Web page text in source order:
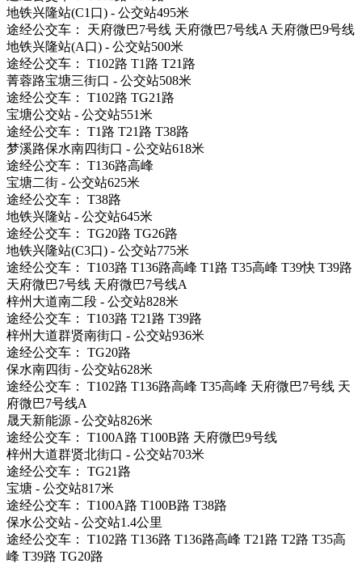
地铁兴隆站(C1口) - 公交站495米
途经公交车： 天府微巴7号线 天府微巴7号线A 天府微巴9号线
地铁兴隆站(A口) - 公交站500米
途经公交车： T102路 T1路 T21路
菁蓉路宝塘三街口 - 公交站508米
途经公交车： T102路 TG21路
宝塘公交站 - 公交站551米
途经公交车： T1路 T21路 T38路
梦溪路保水南四街口 - 公交站618米
途经公交车： T136路高峰
宝塘二街 - 公交站625米
途经公交车： T38路
地铁兴隆站 - 公交站645米
途经公交车： TG20路 TG26路
地铁兴隆站(C3口) - 公交站775米
途经公交车： T103路 T136路高峰 T1路 T35高峰 T39快 T39路
天府微巴7号线 天府微巴7号线A
梓州大道南二段 - 公交站828米
途经公交车： T103路 T21路 T39路
梓州大道群贤南街口 - 公交站936米
途经公交车： TG20路
保水南四街 - 公交站628米
途经公交车： T102路 T136路高峰 T35高峰 天府微巴7号线 天
府微巴7号线A
晟天新能源 - 公交站826米
途经公交车： T100A路 T100B路 天府微巴9号线
梓州大道群贤北街口 - 公交站703米
途经公交车： TG21路
宝塘 - 公交站817米
途经公交车： T100A路 T100B路 T38路
保水公交站 - 公交站1.4公里
途经公交车： T102路 T136路 T136路高峰 T21路 T2路 T35高
峰 T39路 TG20路